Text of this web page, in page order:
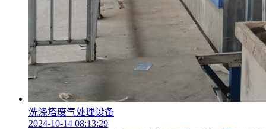
洗涤塔废气处理设备
2024-10-14 08:13:29